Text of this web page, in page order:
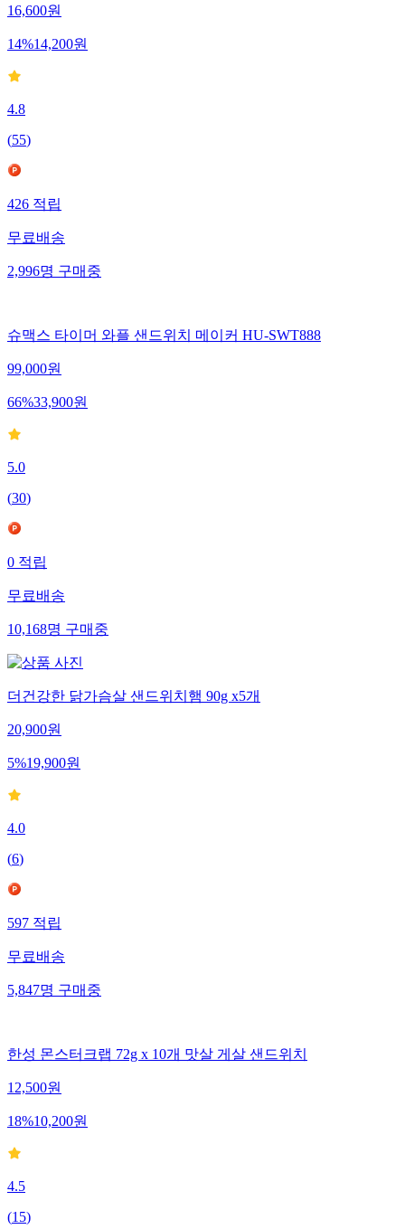
16,600원
14%14,200원
4.8
(55)
426 적립
무료배송
2,996명 구매중
슈맥스 타이머 와플 샌드위치 메이커 HU-SWT888
99,000원
66%33,900원
5.0
(30)
0적립
무료배송
10,168명구매중
더건강한 닭가슴살 샌드위치햄 90g x5개
20,900원
5%19,900원
4.0
(6)
597적립
무료배송
5,847명구매중
한성 몬스터크랩 72g x 10개 맛살 게살 샌드위치
12,500원
18%10,200원
4.5
(15)